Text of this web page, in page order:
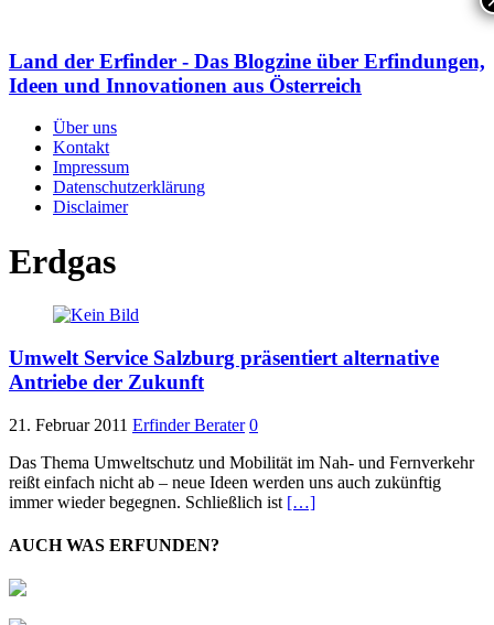
Land der Erfinder - Das Blogzine über Erfindungen,
Ideen und Innovationen aus Österreich
Über uns
Kontakt
Impressum
Datenschutzerklärung
Disclaimer
Erdgas
Umwelt Service Salzburg präsentiert alternative
Antriebe der Zukunft
21. Februar 2011 Erfinder Berater 0
Das Thema Umweltschutz und Mobilität im Nah- und Fernverkehr
reißt einfach nicht ab – neue Ideen werden uns auch zukünftig
immer wieder begegnen. Schließlich ist […]
AUCH WAS ERFUNDEN?